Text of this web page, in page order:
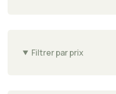
Filtrer par prix